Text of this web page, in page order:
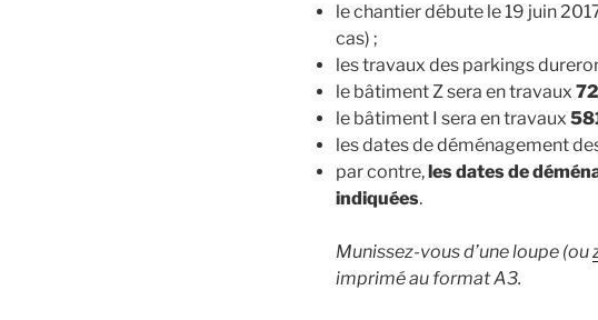
le chantier débute le 19 juin
cas) ;
les travaux des parkings
le bâtiment Z sera en travaux
le bâtiment I sera en travaux
les dates de déménagement
par contre, les dates de
indiquées.
Munissez-vous d’une loupe (ou
imprimé au format A3.